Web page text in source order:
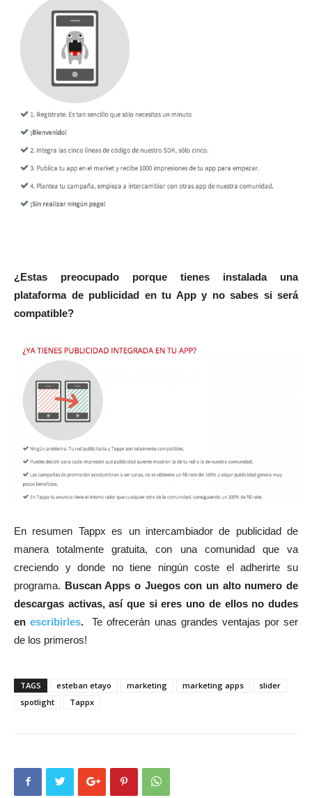
¿Estas preocupado porque tienes instalada una
plataforma de publicidad en tu App y no sabes si será
compatible?
En resumen Tappx es un intercambiador de publicidad de
manera totalmente gratuita, con una comunidad que va
creciendo y donde no tiene ningún coste el adherirte su
programa. Buscan Apps o Juegos con un alto numero de
descargas activas, así que si eres uno de ellos no dudes
enescribirles. Te ofrecerán unas grandes ventajas por ser
de los primeros!
TAGS esteban etayo marketing marketing apps
slider
spotlight
Tappx